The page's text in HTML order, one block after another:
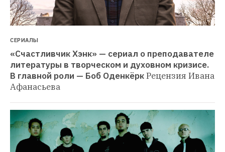
СЕРИАЛЫ
«Счастливчик Хэнк» — сериал о преподавателе
литературы в творческом и духовном кризисе.
В главной роли — Боб ОденкёркРецензия Ивана
Афанасьева